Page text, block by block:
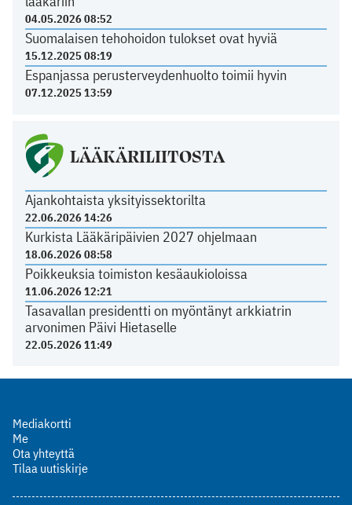
04.05.2026 08:52
Suomalaisen tehohoidon tulokset ovat hyviä
15.12.2025 08:19
Espanjassa perusterveydenhuolto toimii hyvin
07.12.2025 13:59
LÄÄKÄRILIITOSTA
Ajankohtaista yksityissektorilta
22.06.2026 14:26
Kurkista Lääkäripäivien 2027 ohjelmaan
18.06.2026 08:58
Poikkeuksia toimiston kesäaukioloissa
11.06.2026 12:21
Tasavallan presidentti on myöntänyt arkkiatrin
arvonimen Päivi Hietaselle
22.05.2026 11:49
Mediakortti
Me
Ota yhteyttä
Tilaa uutiskirje